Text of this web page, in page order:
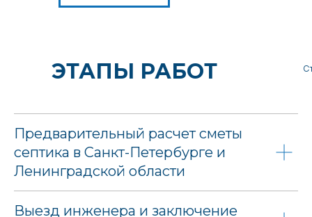
ЭТАПЫ РАБОТ
Предварительный расчет сметы
септика в Санкт-Петербурге и
Ленинградской области
Выезд инженера и заключение